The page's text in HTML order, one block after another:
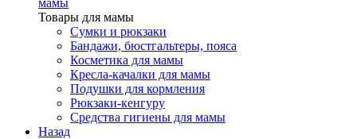
мамы
Товары для мамы
Сумки и рюкзаки
Бандажи, бюстгальтеры, пояса
Косметика для мамы
Кресла-качалки для мамы
Подушки для кормления
Рюкзаки-кенгуру
Средства гигиены для мамы
Назад